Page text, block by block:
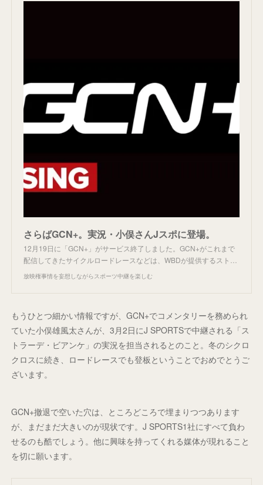
さらばGCN+。実況・小俣さんJスポに登場。
12月19日に「GCN+」がサービス終了しました。GCN+がこれまで
配信してきたサイクルロードレースなどは、WBDが提供するスト…
放映権事情を妄想しながらスポーツ中継を楽しむ
もうひとつ細かい情報ですが、GCN+でコメンタリーを務められ
ていた小俣雄風太さんが、3月2日にJ SPORTSで中継される「ス
トラーデ・ビアンケ」の実況を担当されるとのこと。冬のシクロ
クロスに続き、ロードレースでも登板ということでおめでとうご
ざいます。
GCN+撤退で空いた穴は、ところどころで埋まりつつあります
が、まだまだ大きいのが現状です。J SPORTS1社にすべて負わ
せるのも酷でしょう。他に興味を持ってくれる媒体が現れること
を切に願います。